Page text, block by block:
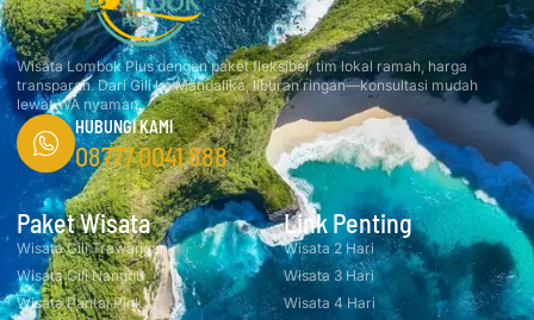
Wisata Lombok Plus dengan paket fleksibel, tim lokal ramah, harga
transparan. Dari Gili ke Mandalika, liburan ringan—konsultasi mudah
lewat WA nyaman.
HUBUNGI KAMI
08777 0041 888
Paket Wisata
Wisata Gili Trawangan
Wisata Gili Nanggu
Wisata Pantai Pink
Link Penting
Wisata 2 Hari
Wisata 3 Hari
Wisata 4 Hari